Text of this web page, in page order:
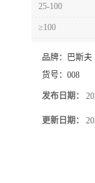
25-100
≥100
品牌：
巴斯夫
货号： 008
发布日期：
更新日期：